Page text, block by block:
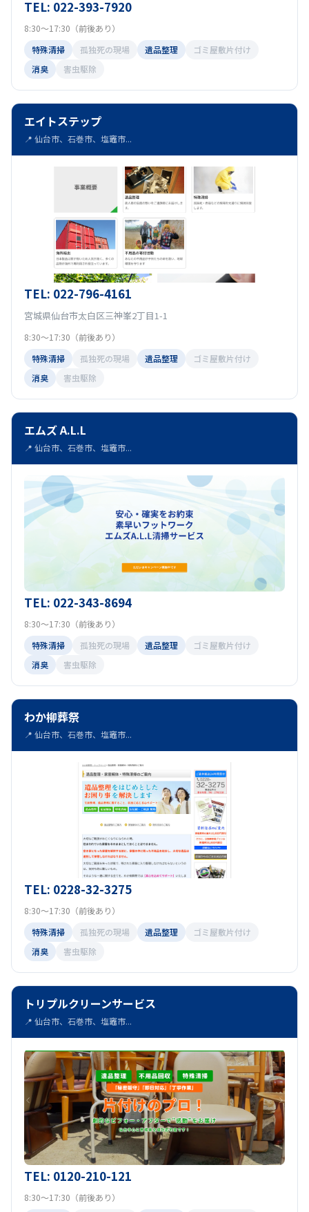
TEL: 022-393-7920
8:30～17:30（前後あり）
特殊清掃
孤独死の現場 遺品整理
ゴミ屋敷片付け
消臭
害虫駆除
エイトステップ
📍 仙台市、石巻市、塩竈市...
TEL: 022-796-4161
宮城県仙台市太白区三神峯2丁目1-1
8:30～17:30（前後あり）
特殊清掃
孤独死の現場 遺品整理
ゴミ屋敷片付け
消臭
害虫駆除
エムズ A.L.L
📍 仙台市、石巻市、塩竈市...
TEL: 022-343-8694
8:30～17:30（前後あり）
特殊清掃
孤独死の現場 遺品整理
ゴミ屋敷片付け
消臭
害虫駆除
わか柳葬祭
📍 仙台市、石巻市、塩竈市...
TEL: 0228-32-3275
8:30～17:30（前後あり）
特殊清掃
孤独死の現場 遺品整理
ゴミ屋敷片付け
消臭
害虫駆除
トリプルクリーンサービス
📍 仙台市、石巻市、塩竈市...
TEL: 0120-210-121
8:30～17:30（前後あり）